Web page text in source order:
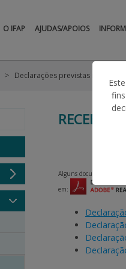
O IFAP AJUDAS/APOIOS
Declarações previstas no art.º
Alguns documentos
em: